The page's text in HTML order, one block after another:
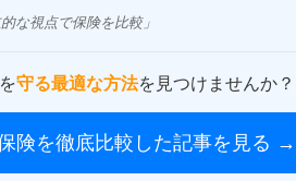
な視点で保険を比較」
守る最適な方法を見つけませんか？
険を徹底比較した記事を見る →